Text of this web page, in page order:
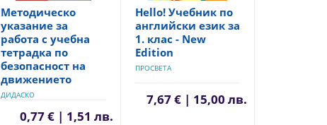
Методическо
указание за
работа с учебна
тетрадка по
безопасност на
движението
ДИДАСКО
0,77 € | 1,51 лв.
Hello! Учебник по
английски език за
1. клас - New
Edition
ПРОСВЕТА
7,67 € | 15,00 лв.